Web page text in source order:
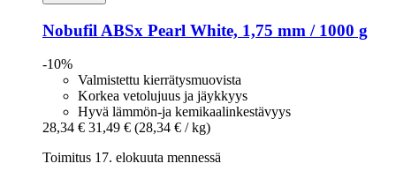
Nobufil ABSx Pearl White, 1,75 mm / 1000 g
-10%
Valmistettu kierrätysmuovista
Korkea vetolujuus ja jäykkyys
Hyvä lämmön-ja kemikaalinkestävyys
28,34 € 31,49 € (28,34 € / kg)
Toimitus 17. elokuuta mennessä